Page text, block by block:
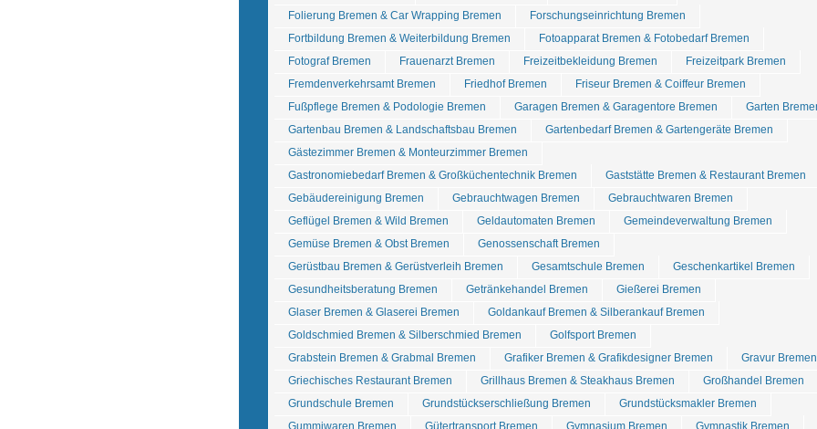
Folierung Bremen & Car Wrapping Bremen
Forschungseinrichtung Bremen
Fortbildung Bremen & Weiterbildung Bremen
Fotoapparat Bremen & Fotobedarf Bremen
Fotograf Bremen
Frauenarzt Bremen Freizeitbekleidung Bremen
Freizeitpark Bremen
Fremdenverkehrsamt Bremen
Friedhof Bremen
Friseur Bremen & Coiffeur Bremen
Fußpflege Bremen & Podologie Bremen
Garagen Bremen & Garagentore Bremen
Garten
Gartenbau Bremen & Landschaftsbau Bremen
Gartenbedarf Bremen & Gartengeräte Bremen
Gästezimmer Bremen & Monteurzimmer Bremen
Gastronomiebedarf Bremen & Großküchentechnik Bremen
Gaststätte Bremen & Restaurant Bremen
Gebäudereinigung Bremen
Gebrauchtwagen Bremen
Gebrauchtwaren Bremen
Geflügel Bremen & Wild Bremen
Geldautomaten Bremen
Gemeindeverwaltung Bremen
Gemüse Bremen & Obst Bremen
Genossenschaft Bremen
Gerüstbau Bremen & Gerüstverleih Bremen
Gesamtschule Bremen
Geschenkartikel Bremen
Gesundheitsberatung Bremen
Getränkehandel Bremen
Gießerei Bremen
Glaser Bremen & Glaserei Bremen
Goldankauf Bremen & Silberankauf Bremen
Goldschmied Bremen & Silberschmied Bremen
Golfsport Bremen
Grabstein Bremen & Grabmal Bremen
Grafiker Bremen & Grafikdesigner Bremen
Gravur Bremen
Griechisches Restaurant Bremen
Grillhaus Bremen & Steakhaus Bremen
Großhandel Bremen
Grundschule Bremen
Grundstückserschließung Bremen
Grundstücksmakler Bremen
Gummiwaren Bremen
Gütertransport Bremen Gymnasium Bremen Gymnastik Bremen